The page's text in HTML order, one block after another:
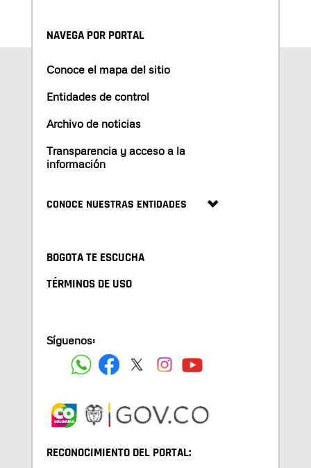
NAVEGA POR PORTAL
Conoce el mapa del sitio
Entidades de control
Archivo de noticias
Transparencia y acceso a la
información
CONOCE NUESTRAS ENTIDADES
BOGOTA TE ESCUCHA
TÉRMINOS DE USO
Síguenos:
RECONOCIMIENTO DEL PORTAL: